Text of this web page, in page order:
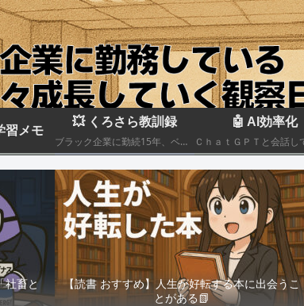
習メモ
💥 くろさら教訓録
ブラック企業に勤続15年、ベテランエリート社畜サラリーマンの経験を活かした日記です📗
🤖 AI効率化
社畜と
【読書 おすすめ】人生が好転する本に出会うこ
とがある📗